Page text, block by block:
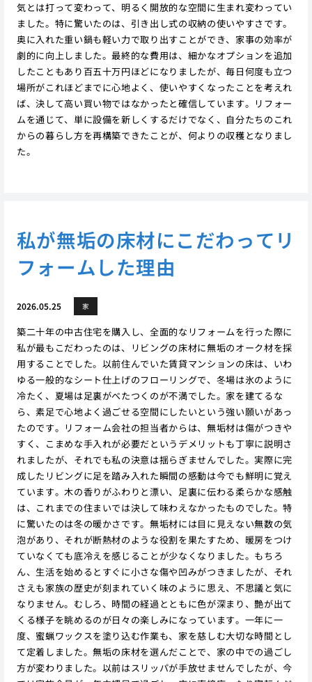
気とは打って変わって、明るく開放的な空間に生まれ変わってい
ました。特に驚いたのは、引き出し式の収納の使いやすさです。
奥に入れた重い鍋も軽い力で取り出すことができ、家事の効率が
劇的に向上しました。最終的な費用は、細かなオプションを追加
したこともあり百五十万円ほどになりましたが、毎日何度も立つ
場所がこれほどまでに心地よく、使いやすくなったことを考えれ
ば、決して高い買い物ではなかったと確信しています。リフォー
ムを通じて、単に設備を新しくするだけでなく、自分たちのこれ
からの暮らし方を再構築できたことが、何よりの収穫となりまし
た。
私が無垢の床材にこだわってリ
フォームした理由
2026.05.25 家
築二十年の中古住宅を購入し、全面的なリフォームを行った際に
私が最もこだわったのは、リビングの床材に無垢のオーク材を採
用することでした。以前住んでいた賃貸マンションの床は、いわ
ゆる一般的なシート仕上げのフローリングで、冬場は氷のように
冷たく、夏場は足裏がべたつくのが不満でした。家を建てるな
ら、素足で心地よく過ごせる空間にしたいという強い願いがあっ
たのです。リフォーム会社の担当者からは、無垢材は傷がつきや
すく、こまめな手入れが必要だというデメリットも丁寧に説明さ
れましたが、それでも私の決意は揺らぎませんでした。実際に完
成したリビングに足を踏み入れた瞬間の感動は今でも鮮明に覚え
ています。木の香りがふわりと漂い、足裏に伝わる柔らかな感触
は、これまでの住まいでは決して味わえなかったものでした。特
に驚いたのは冬の暖かさです。無垢材には目に見えない無数の気
泡があり、それが断熱材のような役割を果たすため、暖房をつけ
ていなくても底冷えを感じることが少なくなりました。もちろ
ん、生活を始めるとすぐに小さな傷や凹みがつきましたが、それ
さえも家族の歴史が刻まれていく味のように思え、不思議と気に
なりません。むしろ、時間の経過とともに色が深まり、艶が出て
くる様子を眺めるのが日々の楽しみになっています。一年に一
度、蜜蝋ワックスを塗り込む作業も、家を慈しむ大切な時間とし
て定着しました。無垢の床材を選んだことで、家の中での過ごし
方が変わりました。以前はスリッパが手放せませんでしたが、今